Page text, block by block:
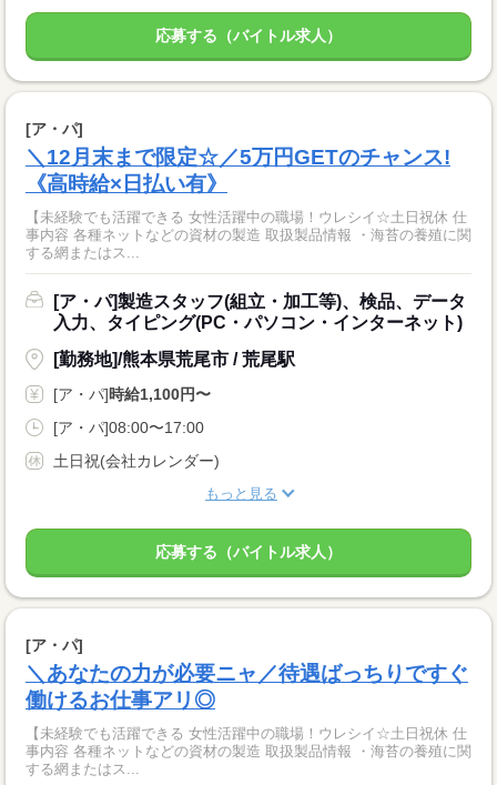
応募する（バイトル求人）
[ア・パ]
＼12月末まで限定☆／5万円GETのチャンス!
《高時給×日払い有》
【未経験でも活躍できる 女性活躍中の職場！ウレシイ☆土日祝休 仕
事内容 各種ネットなどの資材の製造 取扱製品情報 ・海苔の養殖に関
する網またはス...
[ア・パ]製造スタッフ(組立・加工等)、検品、データ
入力、タイピング(PC・パソコン・インターネット)
[勤務地]/熊本県荒尾市 / 荒尾駅
[ア・パ]時給1,100円〜
[ア・パ]08:00〜17:00
土日祝(会社カレンダー)
もっと見る
応募する（バイトル求人）
[ア・パ]
＼あなたの力が必要ニャ／待遇ばっちりですぐ
働けるお仕事アリ◎
【未経験でも活躍できる 女性活躍中の職場！ウレシイ☆土日祝休 仕
事内容 各種ネットなどの資材の製造 取扱製品情報 ・海苔の養殖に関
する網またはス...